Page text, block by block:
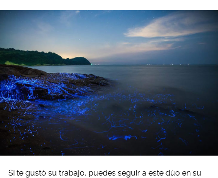
Si te gustó su trabajo, puedes seguir a este dúo en su